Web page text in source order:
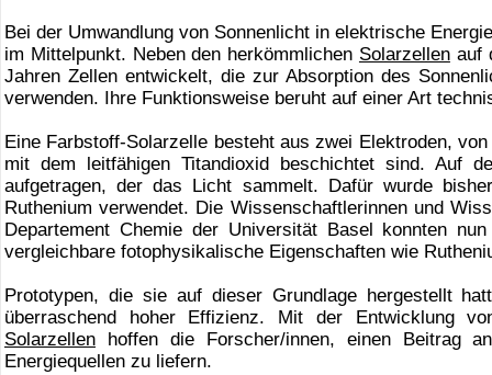
Bei der Umwandlung von Sonnenlicht in elektrische
im Mittelpunkt. Neben den herkömmlichen Solarzellenauf
Jahren Zellen entwickelt, die zur Absorption des
verwenden. Ihre Funktionsweise beruht auf einer Art
Eine Farbstoff-Solarzelle besteht aus zwei Elektroden,
mit dem leitfähigen Titandioxid beschichtet sind. Auf
aufgetragen, der das Licht sammelt. Dafür wurde
Ruthenium verwendet. Die Wissenschaftlerinnen und
Departement Chemie der Universität Basel konnten
vergleichbare fotophysikalische Eigenschaften wie
Prototypen, die sie auf dieser Grundlage hergestellt
überraschend hoher Effizienz. Mit der Entwicklung
Solarzellen hoffen die Forscher/innen, einen Beitrag
Energiequellen zu liefern.